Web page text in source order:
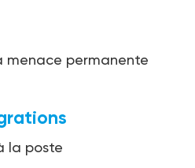
menace permanente
la poste